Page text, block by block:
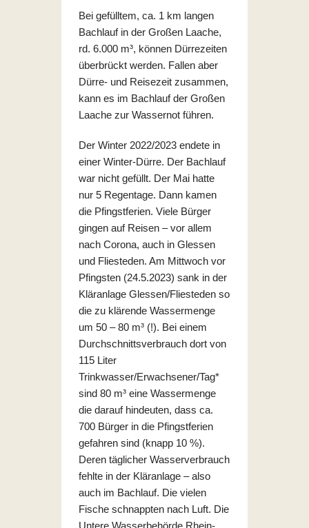
Bei gefülltem, ca. 1 km langen
Bachlauf in der Großen Laache,
rd. 6.000 m³, können Dürrezeiten
überbrückt werden. Fallen aber
Dürre- und Reisezeit zusammen,
kann es im Bachlauf der Großen
Laache zur Wassernot führen.
Der Winter 2022/2023 endete in
einer Winter-Dürre. Der Bachlauf
war nicht gefüllt. Der Mai hatte
nur 5 Regentage. Dann kamen
die Pfingstferien. Viele Bürger
gingen auf Reisen – vor allem
nach Corona, auch in Glessen
und Fliesteden. Am Mittwoch vor
Pfingsten (24.5.2023) sank in der
Kläranlage Glessen/Fliesteden so
die zu klärende Wassermenge
um 50 – 80 m³ (!). Bei einem
Durchschnittsverbrauch dort von
115 Liter
Trinkwasser/Erwachsener/Tag*
sind 80 m³ eine Wassermenge
die darauf hindeuten, dass ca.
700 Bürger in die Pfingstferien
gefahren sind (knapp 10 %).
Deren täglicher Wasserverbrauch
fehlte in der Kläranlage – also
auch im Bachlauf. Die vielen
Fische schnappten nach Luft. Die